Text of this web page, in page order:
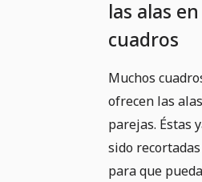
las alas
cuadros
Muchos
ofrecen las
parejas. Éstas
sido
para que